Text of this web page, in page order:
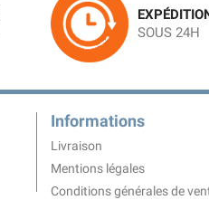
SOUS 24H
Informations
Livraison
Mentions légales
Conditions générales de